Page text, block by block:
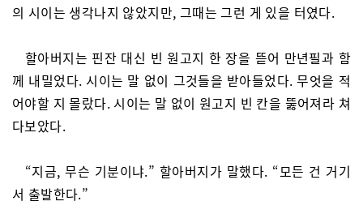
의 시이는 생각나지 않았지만, 그때는 그런 게 있을 터였다.
할아버지는 핀잔 대신 빈 원고지 한 장을 뜯어 만년필과 함
께 내밀었다. 시이는 말 없이 그것들을 받아들었다. 무엇을 적
어야할 지 몰랐다. 시이는 말 없이 원고지 빈 칸을 뚫어져라 쳐
다보았다.
“지금, 무슨 기분이냐.” 할아버지가 말했다. “모든 건 거기
서 출발한다.”